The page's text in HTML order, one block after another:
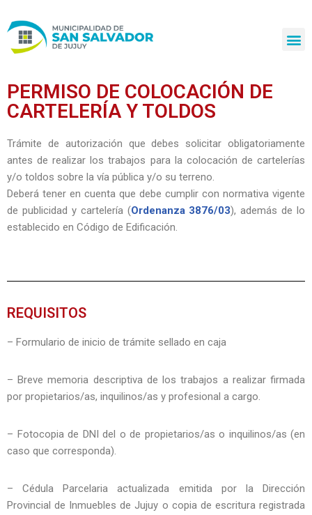
al
PERMISO DE COLOCACIÓN DE
CARTELERÍA Y TOLDOS
Trámite de autorización que debes solicitar obligatoriamente
antes de realizar los trabajos para la colocación de cartelerías
y/o toldos sobre la vía pública y/o su terreno.
Deberá tener en cuenta que debe cumplir con normativa vigente
de publicidad y cartelería (Ordenanza 3876/03), además de lo
establecido en Código de Edificación.
REQUISITOS
– Formulario de inicio de trámite sellado en caja
– Breve memoria descriptiva de los trabajos a realizar firmada
por propietarios/as, inquilinos/as y profesional a cargo.
– Fotocopia de DNI del o de propietarios/as o inquilinos/as (en
caso que corresponda).
– Cédula Parcelaria actualizada emitida por la Dirección
Provincial de Inmuebles de Jujuy o copia de escritura registrada